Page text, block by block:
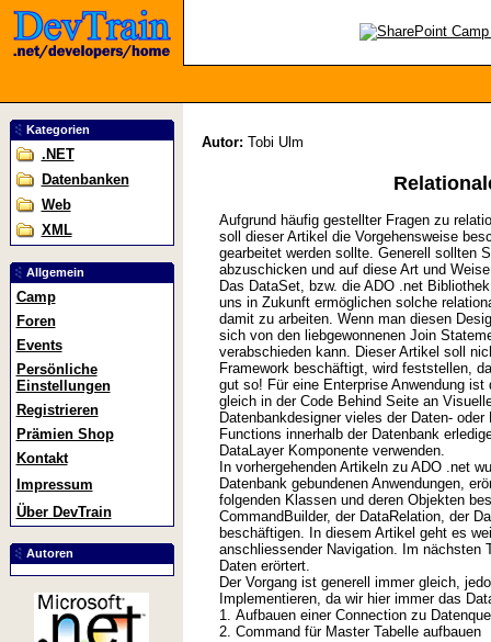
Kategorien
.NET
Datenbanken
Web
XML
Allgemein
Camp
Foren
Events
Persönliche
Einstellungen
Registrieren
Prämien Shop
Kontakt
Impressum
Über DevTrain
Autoren
Autor: Tobi Ulm
Aufgrund häufig gestellter Fragen zu
soll dieser Artikel die Vorgehensweise
gearbeitet werden sollte. Generell sollten
abzuschicken und auf diese Art und
Das DataSet, bzw. die ADO .net
uns in Zukunft ermöglichen solche
damit zu arbeiten. Wenn man diesen
sich von den liebgewonnenen Join
verabschieden kann. Dieser Artikel soll
Framework beschäftigt, wird feststellen,
gut so! Für eine Enterprise Anwendung
gleich in der Code Behind Seite an
Datenbankdesigner vieles der Daten-
Functions innerhalb der Datenbank
DataLayer Komponente verwenden.
In vorhergehenden Artikeln zu ADO .net
Datenbank gebundenen Anwendungen,
folgenden Klassen und deren Objekten
CommandBuilder, der DataRelation, der
beschäftigen. In diesem Artikel geht es
anschliessender Navigation. Im nächsten
Daten erörtert.
Der Vorgang ist generell immer gleich,
Implementieren, da wir hier immer das
1. Aufbauen einer Connection zu
2. Command für Master Tabelle aufbauen